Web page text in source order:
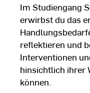
Im Studiengang
erwirbst du das
reflektieren und
Interventionen
hinsichtlich ihrer
können.